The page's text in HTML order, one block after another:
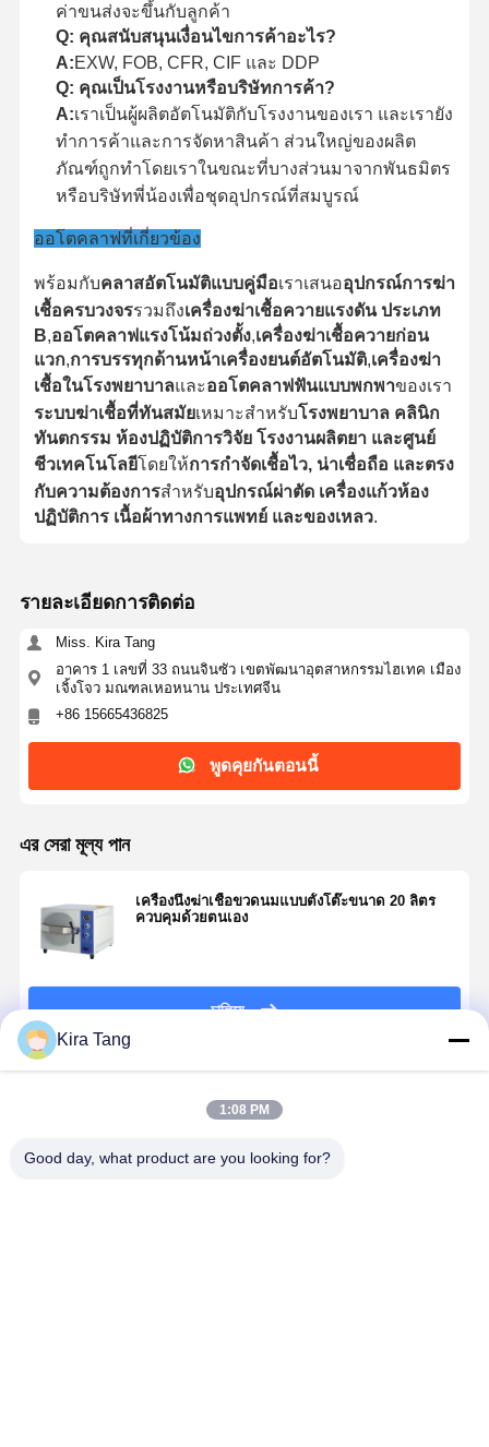
ค่าขนส่งจะขึ้นกับลูกค้า
Q: คุณสนับสนุนเงื่อนไขการค้าอะไร?
A:EXW, FOB, CFR, CIF และ DDP
Q: คุณเป็นโรงงานหรือบริษัทการค้า?
A:เราเป็นผู้ผลิตอัตโนมัติกับโรงงานของเรา และเรายัง
ทําการค้าและการจัดหาสินค้า ส่วนใหญ่ของผลิต
ภัณฑ์ถูกทําโดยเราในขณะที่บางส่วนมาจากพันธมิตร
หรือบริษัทพี่น้องเพื่อชุดอุปกรณ์ที่สมบูรณ์
ออโตคลาฟที่เกี่ยวข้อง
พร้อมกับคลาสอัตโนมัติแบบคู่มือเราเสนออุปกรณ์การฆ่า
เชื้อครบวงจรรวมถึงเครื่องฆ่าเชื้อควายแรงดัน ประเภท
B,ออโตคลาฟแรงโน้มถ่วงตั้ง,เครื่องฆ่าเชื้อควายก่อน
แวก,การบรรทุกด้านหน้าเครื่องยนต์อัตโนมัติ,เครื่องฆ่า
เชื้อในโรงพยาบาลและออโตคลาฟฟันแบบพกพาของเรา
ระบบฆ่าเชื้อที่ทันสมัยเหมาะสําหรับโรงพยาบาล คลินิก
ทันตกรรม ห้องปฏิบัติการวิจัย โรงงานผลิตยา และศูนย์
ชีวเทคโนโลยีโดยให้การกําจัดเชื้อไว, น่าเชื่อถือ และตรง
กับความต้องการสําหรับอุปกรณ์ผ่าตัด เครื่องแก้วห้อง
ปฏิบัติการ เนื้อผ้าทางการแพทย์ และของเหลว.
รายละเอียดการติดต่อ
Miss. Kira Tang
อาคาร 1 เลขที่ 33 ถนนจินซัว เขตพัฒนาอุตสาหกรรมไฮเทค เมือง
เจิ้งโจว มณฑลเหอหนาน ประเทศจีน
+86 15665436825
พูดคุยกันตอนนี้
এর সেরা মূল্য পান
เครื่องนึ่งฆ่าเชื้อขวดนมแบบตั้งโต๊ะขนาด 20 ลิตร
ควบคุมด้วยตนเอง
চালিয়ে
Kira Tang
1:08 PM
Good day, what product are you looking for?